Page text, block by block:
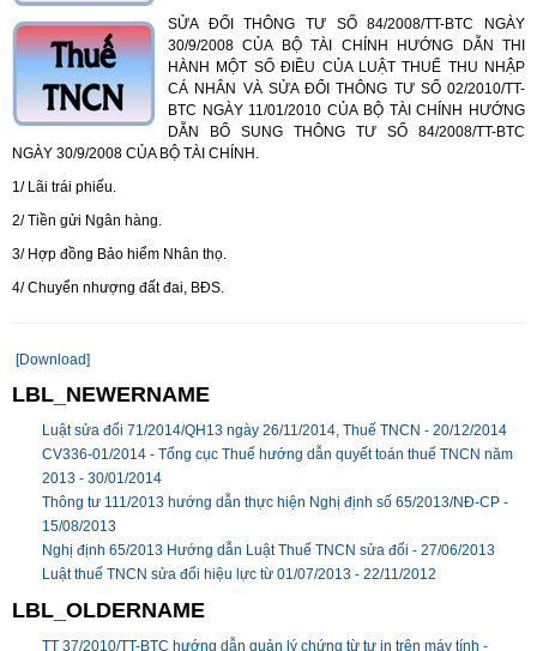
SỬA ĐỔI THÔNG TƯ SỐ 84/2008/TT-BTC NGÀY
30/9/2008 CỦA BỘ TÀI CHÍNH HƯỚNG DẪN THI
HÀNH MỘT SỐ ĐIỀU CỦA LUẬT THUẾ THU NHẬP
CÁ NHÂN VÀ SỬA ĐỔI THÔNG TƯ SỐ 02/2010/TT-
BTC NGÀY 11/01/2010 CỦA BỘ TÀI CHÍNH HƯỚNG
DẪN BỔ SUNG THÔNG TƯ SỐ 84/2008/TT-BTC
NGÀY 30/9/2008 CỦA BỘ TÀI CHÍNH.
1/ Lãi trái phiếu.
2/ Tiền gửi Ngân hàng.
3/ Hợp đồng Bảo hiểm Nhân thọ.
4/ Chuyển nhượng đất đai, BĐS.
[Download]
LBL_NEWERNAME
Luật sửa đổi 71/2014/QH13 ngày 26/11/2014, Thuế TNCN - 20/12/2014
CV336-01/2014 - Tổng cục Thuế hướng dẫn quyết toán thuế TNCN năm
2013 - 30/01/2014
Thông tư 111/2013 hướng dẫn thực hiện Nghị định số 65/2013/NĐ-CP -
15/08/2013
Nghị định 65/2013 Hướng dẫn Luật Thuế TNCN sửa đổi - 27/06/2013
Luật thuế TNCN sửa đổi hiệu lực từ 01/07/2013 - 22/11/2012
LBL_OLDERNAME
TT 37/2010/TT-BTC hướng dẫn quản lý chứng từ tự in trên máy tính -